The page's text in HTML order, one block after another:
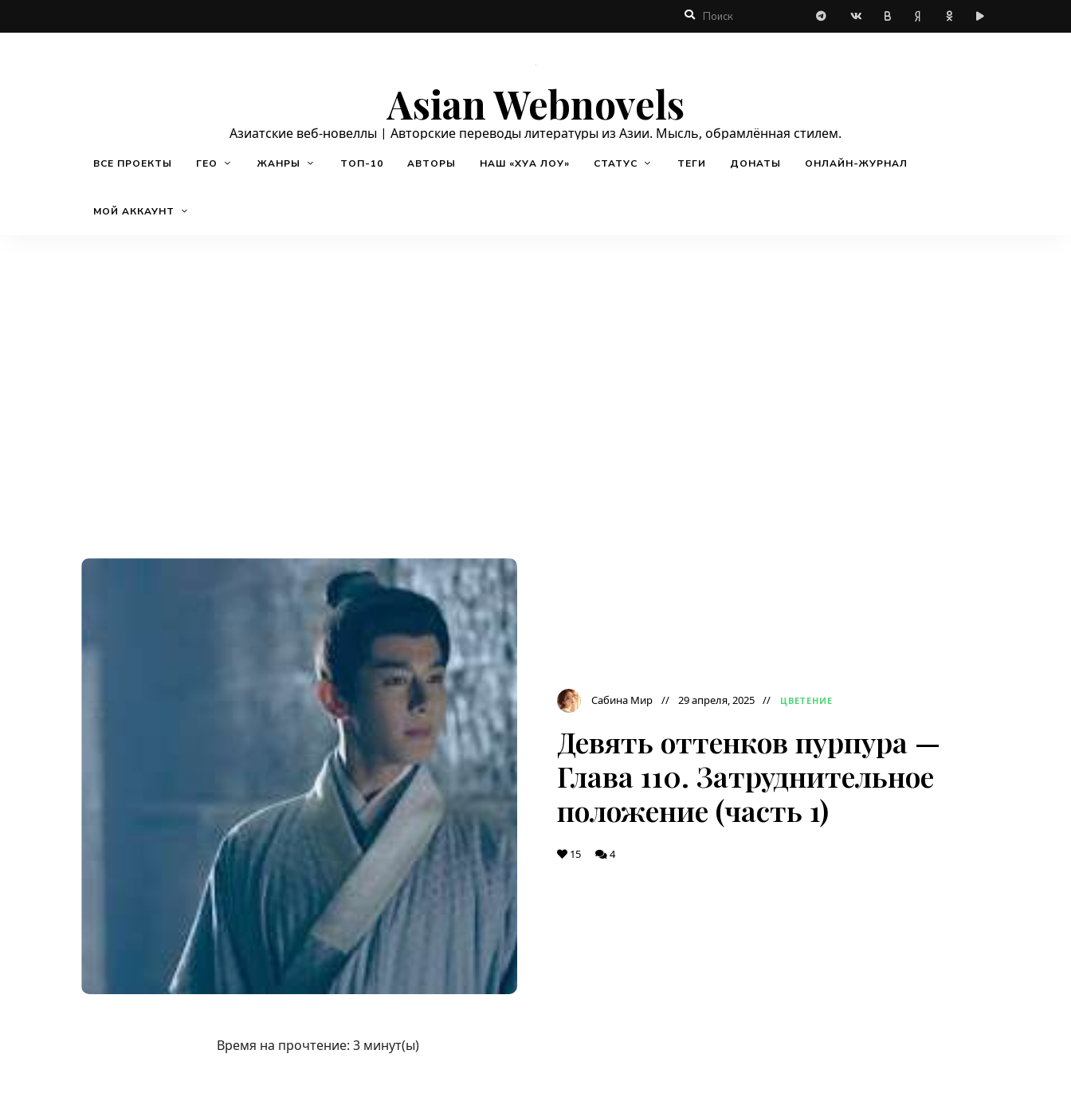
Asian Webnovels
Азиатские веб-новеллы | Авторские переводы литературы из Азии. Мысль, обрамлённая стилем.
ВСЕ ПРОЕКТЫ ГЕО ЖАНРЫ ТОП-10 АВТОРЫ НАШ «ХУА ЛОУ» СТАТУС ТЕГИ ДОНАТЫ ОНЛАЙН-ЖУРНАЛ
МОЙ АККАУНТ
Сабина Мир 29 апреля, 2025 ЦВЕТЕНИЕ
Девять оттенков пурпура —
Глава 110. Затруднительное
положение (часть 1)
15 4
Время на прочтение: 3 минут(ы)